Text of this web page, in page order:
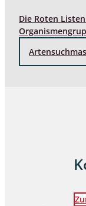
Die Roten Listen